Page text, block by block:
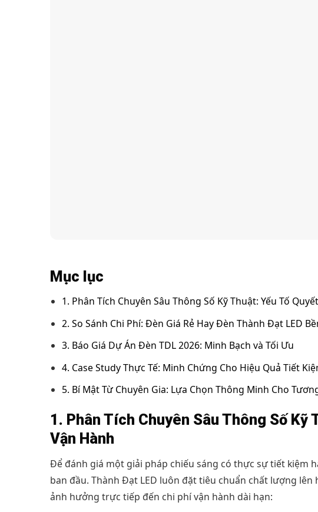
Mục lục
1. Phân Tích Chuyên Sâu Thông Số Kỹ Thuật: Yếu Tố
2. So Sánh Chi Phí: Đèn Giá Rẻ Hay Đèn Thành Đạt LED
3. Báo Giá Dự Án Đèn TDL 2026: Minh Bạch và Tối Ưu
4. Case Study Thực Tế: Minh Chứng Cho Hiệu Quả Tiết
5. Bí Mật Từ Chuyên Gia: Lựa Chọn Thông Minh Cho
1. Phân Tích Chuyên Sâu Thông Số Kỹ
Vận Hành
Để đánh giá một giải pháp chiếu sáng có thực sự tiết kiệm
ban đầu. Thành Đạt LED luôn đặt tiêu chuẩn chất lượng
ảnh hưởng trực tiếp đến chi phí vận hành dài hạn: